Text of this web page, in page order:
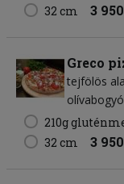
32 cm 3
Greco
tejfölös
olívabogyó
210g
32 cm 3